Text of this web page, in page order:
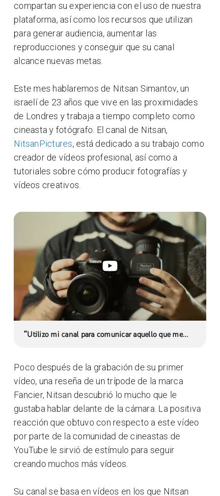
compartan su experiencia con el uso de nuestra
plataforma, así como los recursos que utilizan
para generar audiencia, aumentar las
reproducciones y conseguir que su canal
alcance nuevas metas.
Este mes hablaremos de Nitsan Simantov, un
israelí de 23 años que vive en las proximidades
de Londres y trabaja a tiempo completo como
cineasta y fotógrafo. El canal de Nitsan,
NitsanPictures, está dedicado a su trabajo como
creador de vídeos profesional, así como a
tutoriales sobre cómo producir fotografías y
vídeos creativos.
“Utilizo mi canal para comunicar aquello que me
Poco después de la grabación de su primer
vídeo, una reseña de un trípode de la marca
Fancier, Nitsan descubrió lo mucho que le
gustaba hablar delante de la cámara. La positiva
reacción que obtuvo con respecto a este vídeo
por parte de la comunidad de cineastas de
YouTube le sirvió de estímulo para seguir
creando muchos más vídeos.
Su canal se basa en vídeos en los que Nitsan